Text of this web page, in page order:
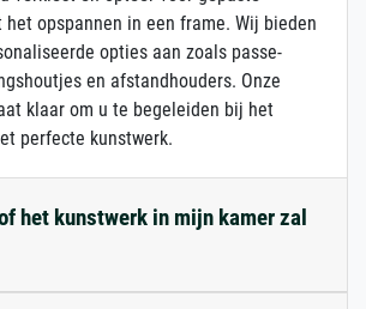
opspannen in een frame. Wij bieden
opties aan zoals passe-
en afstandhouders. Onze
klaar om u te begeleiden bij het
perfecte kunstwerk.
het kunstwerk in mijn kamer zal